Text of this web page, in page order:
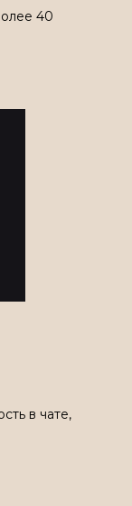
40
в чате,